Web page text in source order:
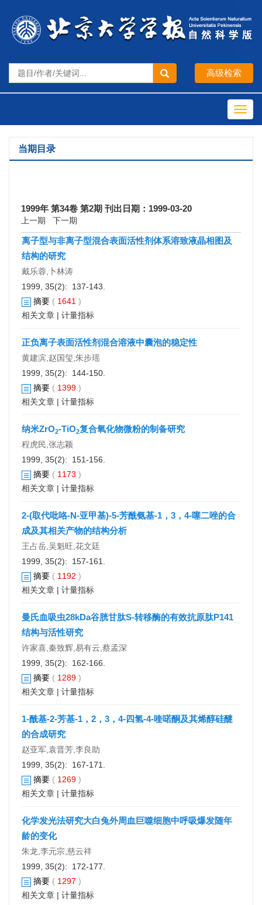
当期目录
1999年 第34卷 第2期 刊出日期：1999-03-20
上一期 下一期
离子型与非离子型混合表面活性剂体系溶致液晶相图及
结构的研究
戴乐蓉,卜林涛
1999, 35(2): 137-143.
摘要 ( 1641 )
相关文章 | 计量指标
正负离子表面活性剂混合溶液中囊泡的稳定性
黄建滨,赵国玺,朱步瑶
1999, 35(2): 144-150.
摘要 ( 1399 )
相关文章 | 计量指标
纳米ZrO2-TiO2复合氧化物微粉的制备研究
程虎民,张志颖
1999, 35(2): 151-156.
摘要 ( 1173 )
相关文章 | 计量指标
2-(取代吡咯-N-亚甲基)-5-芳酰氨基-1，3，4-噻二唑的合
成及其相关产物的结构分析
王占岳,吴魁旺,花文廷
1999, 35(2): 157-161.
摘要 ( 1192 )
相关文章 | 计量指标
曼氏血吸虫28kDa谷胱甘肽S-转移酶的有效抗原肽P141
结构与活性研究
许家喜,秦致辉,易有云,蔡孟深
1999, 35(2): 162-166.
摘要 ( 1289 )
相关文章 | 计量指标
1-酰基-2-芳基-1，2，3，4-四氢-4-喹喏酮及其烯醇硅醚
的合成研究
赵亚军,袁晋芳,李良助
1999, 35(2): 167-171.
摘要 ( 1269 )
相关文章 | 计量指标
化学发光法研究大白兔外周血巨噬细胞中呼吸爆发随年
龄的变化
朱龙,李元宗,慈云祥
1999, 35(2): 172-177.
摘要 ( 1297 )
相关文章 | 计量指标